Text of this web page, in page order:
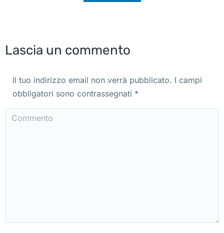
Lascia un commento
Il tuo indirizzo email non verrà pubblicato. I campi
obbligatori sono contrassegnati *
Commento